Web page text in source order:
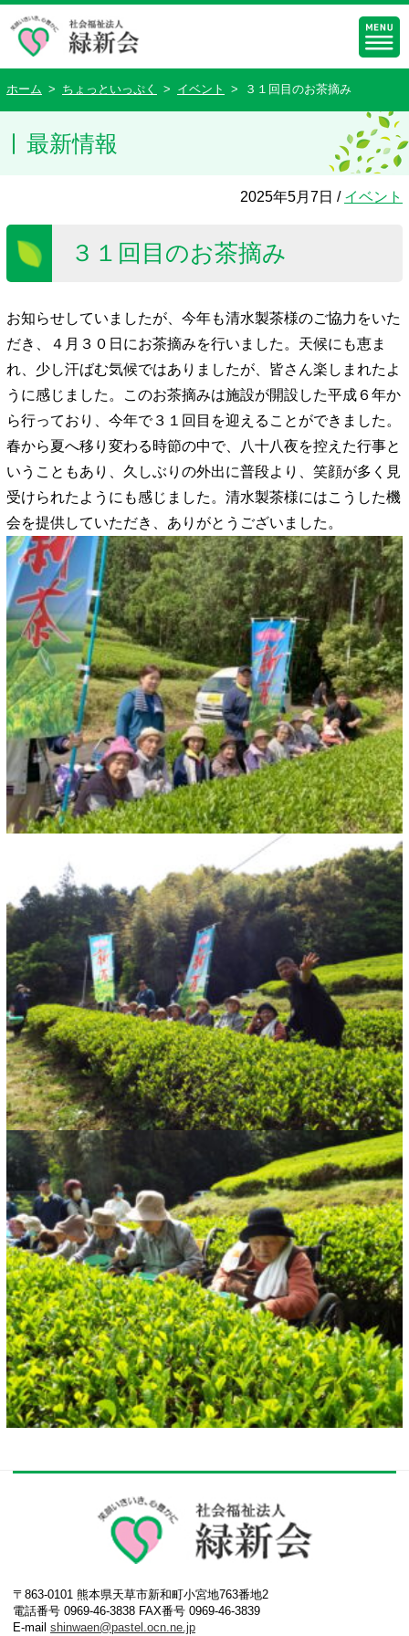
ホーム > ちょっといっぷく > イベント > ３１回目のお茶摘み
最新情報
2025年5月7日 / イベント
３１回目のお茶摘み
お知らせしていましたが、今年も清水製茶様のご協力をいた
だき、４月３０日にお茶摘みを行いました。天候にも恵ま
れ、少し汗ばむ気候ではありましたが、皆さん楽しまれたよ
うに感じました。このお茶摘みは施設が開設した平成６年か
ら行っており、今年で３１回目を迎えることができました。
春から夏へ移り変わる時節の中で、八十八夜を控えた行事と
いうこともあり、久しぶりの外出に普段より、笑顔が多く見
受けられたようにも感じました。清水製茶様にはこうした機
会を提供していただき、ありがとうございました。
〒863-0101 熊本県天草市新和町小宮地763番地2
電話番号 0969-46-3838 FAX番号 0969-46-3839
E-mail shinwaen@pastel.ocn.ne.jp